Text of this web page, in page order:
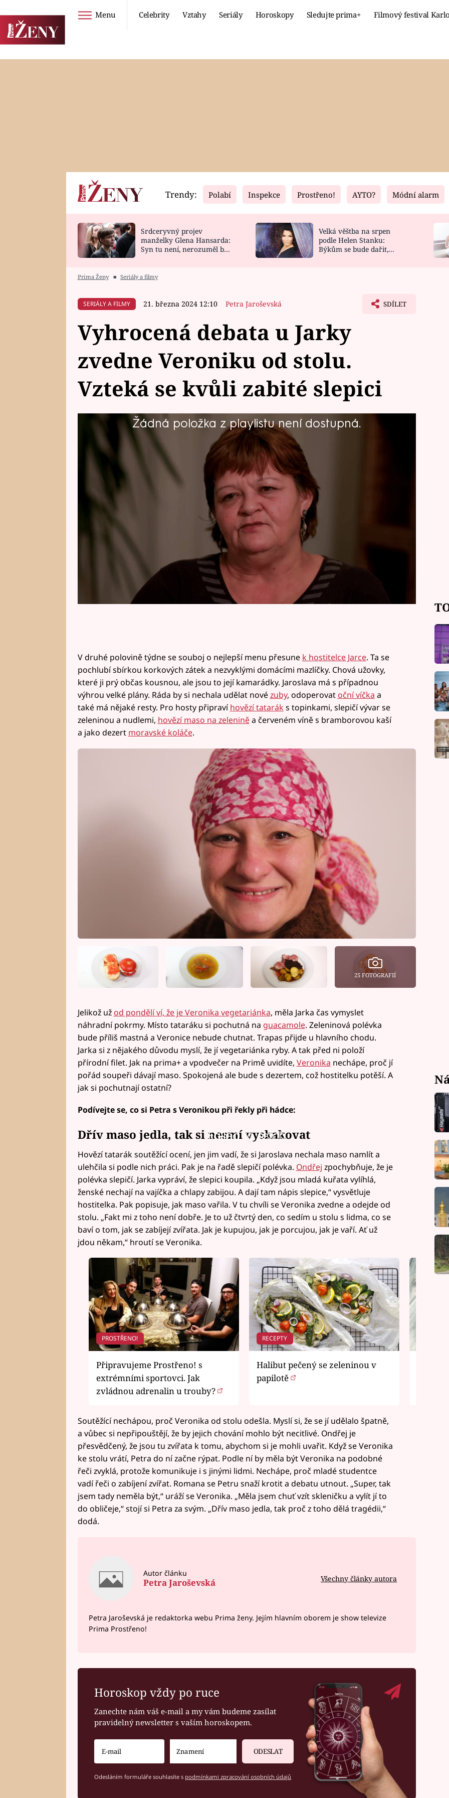
Menu Celebrity Vztahy Seriály Horoskopy Sledujte prima+ Filmový festival
Horoskopy
HOROSKOP NA
Video
CELEBRITY
VAŘENÍ
Fresh
NOVINKY
VIDEORECEPTY
Living
DESIGN
Trendy: Polabí Inspekce Prostřeno! AYTO? Módní alarm
Srdceryvný projev
manželky Glena Hansarda:
Syn tu není, nerozuměl by
Velká věštba na srpen
podle Helen Stanku:
Býkům se bude dařit,
Prima Ženy ■ Seriály a filmy
SERIÁLY A FILMY 21. března 2024 12:10 Petra Jaroševská SDÍLET
Vyhrocená debata u Jarky
zvedne Veroniku od stolu.
Vzteká se kvůli zabité slepici
Žádná položka z playlistu není dostupná.
Čtvrtečního vaření se v soutěži amatérských kuchařů z Prahy a
středních Čech ujme paní Jarka. Osmapadesátiletá prodavačka má
velké plány s případnou výhrou a soupeře chce potěšit jídlem jako od
babičky. Nálada u stolu však bude na bodu mrazu.
V druhé polovině týdne se souboj o nejlepší menu přesune k hostitelce Jarce. Ta se
pochlubí sbírkou korkových zátek a nezvyklými domácími mazlíčky. Chová užovky,
které ji prý občas kousnou, ale jsou to její kamarádky. Jaroslava má s případnou
výhrou velké plány. Ráda by si nechala udělat novézuby, odoperovat oční víčka a
také má nějaké resty. Pro hosty připravíhovězí tatarák s topinkami, slepičí vývar se
zeleninou a nudlemi, hovězí maso na zeleniněa červeném víně s bramborovou kaší
a jako dezert moravské koláče.
25 FOTOGRAFIÍ
Jelikož už od pondělí ví, že je Veronika vegetariánka, měla Jarka čas vymyslet
náhradní pokrmy. Místo tataráku si pochutná na guacamole. Zeleninová polévka
bude příliš mastná a Veronice nebude chutnat. Trapas přijde u hlavního chodu.
Jarka si z nějakého důvodu myslí, že jí vegetariánka ryby. A tak před ni položí
přírodní filet. Jak na prima+ a vpodvečer na Primě uvidíte, Veronika nechápe, proč jí
pořád soupeři dávají maso. Spokojená ale bude s dezertem, což hostitelku potěší. A
jak si pochutnají ostatní?
Podívejte se, co si Petra s Veronikou při řekly při hádce:
Failed to fetch
Dřív maso jedla, tak si nesmí vyskakovat
Hovězí tatarák soutěžící ocení, jen jim vadí, že si Jaroslava nechala maso namlít a
ulehčila si podle nich práci. Pak je na řadě slepičí polévka. Ondřej zpochybňuje, že je
polévka slepičí. Jarka vypráví, že slepici koupila. „Když jsou mladá kuřata vylíhlá,
ženské nechají na vajíčka a chlapy zabijou. A dají tam nápis slepice,“ vysvětluje
hostitelka. Pak popisuje, jak maso vařila. V tu chvíli se Veronika zvedne a odejde od
stolu. „Fakt mi z toho není dobře. Je to už čtvrtý den, co sedím u stolu s lidma, co se
baví o tom, jak se zabíjejí zvířata. Jak je kupujou, jak je porcujou, jak je vaří. Ať už
jdou někam,“ hroutí se Veronika.
PROSTŘENO!
Připravujeme Prostřeno! s
extrémními sportovci. Jak
zvládnou adrenalin u trouby?
RECEPTY
Halibut pečený se zeleninou v
papilotě
Soutěžící nechápou, proč Veronika od stolu odešla. Myslí si, že se jí udělalo špatně,
a vůbec si nepřipouštějí, že by jejich chování mohlo být necitlivé. Ondřej je
přesvědčený, že jsou tu zvířata k tomu, abychom si je mohli uvařit. Když se Veronika
ke stolu vrátí, Petra do ní začne rýpat. Podle ní by měla být Veronika na podobné
řeči zvyklá, protože komunikuje i s jinými lidmi. Nechápe, proč mladé studentce
vadí řeči o zabíjení zvířat. Romana se Petru snaží krotit a debatu utnout. „Super, tak
jsem tady neměla být,“ uráží se Veronika. „Měla jsem chuť vzít skleničku a vylít jí to
do obličeje,“ stojí si Petra za svým. „Dřív maso jedla, tak proč z toho dělá tragédii,“
dodá.
Autor článku
Petra Jaroševská Všechny články autora
Petra Jaroševská je redaktorka webu Prima ženy. Jejím hlavním oborem je show televize
Prima Prostřeno!
Horoskop vždy po ruce
Zanechte nám váš e-mail a my vám budeme zasílat
pravidelný newsletter s vaším horoskopem.
ODESLAT
Odesláním formuláře souhlasíte s podmínkami zpracování osobních údajů